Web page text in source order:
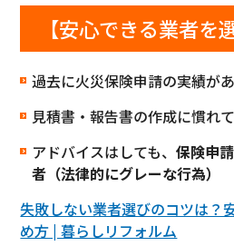
【安心できる業者を
過去に火災保険申請の実績が
見積書・報告書の作成に慣れ
アドバイスはしても、保険申
者（法律的にグレーな行為）
失敗しない業者選びのコツは？
め方 | 暮らしリフォルム